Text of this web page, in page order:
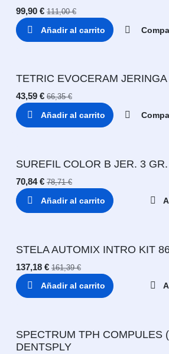
99,90 € 111,00€
Añadir al carrito
TETRIC EVOCERAM
43,59 € 66,35€
Añadir al carrito
SUREFIL COLOR B JER. 3
70,84€ 78,71€
Añadir al carrito
STELA AUTOMIX INTRO KIT
137,18 € 161,39€
Añadir al carrito
SPECTRUM TPH COMPULES
DENTSPLY